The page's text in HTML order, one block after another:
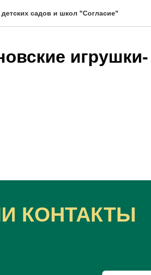
садов и школ "Согласие"
игрушки-
КОНТАКТЫ